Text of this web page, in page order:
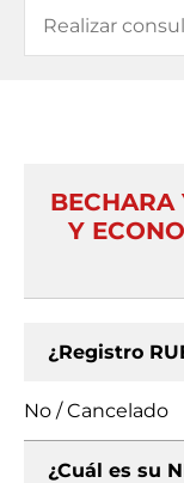
BECHARA
Y
¿Registro
No / Cancelado
¿Cuál es su